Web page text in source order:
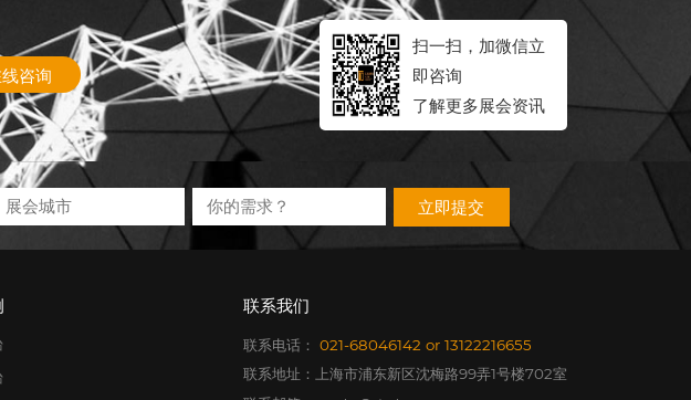
咨询
扫一扫，加微信立
即咨询
了解更多展会资讯
立即提交
联系我们
联系电话： 021-68046142 or 13122216655
联系地址：上海市浦东新区沈梅路99弄1号楼702室